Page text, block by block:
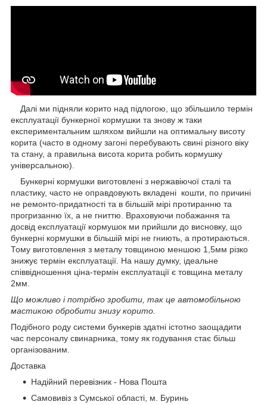
Далі ми підняли корито над підлогою, що збільшило термін
експлуатації бункерної кормушки та знову ж таки
експериментальним шляхом вийшли на оптимальну висоту
корита (часто в одному загоні перебувають свині різного віку
та стану, а правильна висота корита робить кормушку
універсальною).
Бункерні кормушки виготовлені з нержавіючої сталі та
пластику, часто не оправдовують вкладені кошти, по причині
не ремонто-придатності та в більшій мірі протиранню та
прогризанню їх, а не гниттю. Враховуючи побажання та
досвід експлуатації кормушок ми прийшли до висновку, що
бункерні кормушки в більшій мірі не гниють, а протираються.
Тому виготовлення з металу товщиною меншою 1,5мм різко
знижує термін експлуатації. На нашу думку, ідеальне
співвідношення ціна-термін експлуатації є товщина металу
2мм.
Що можливо і потрібно зробити, так це автомобільною
мастикою обробити знизу корито.
Подібного роду системи бункерів здатні істотно заощадити
час персоналу свинарника, тому як годування стає більш
організованим.
Доставка
Надійний перевізник - Нова Пошта
Самовивіз з Сумської області, м. Буринь